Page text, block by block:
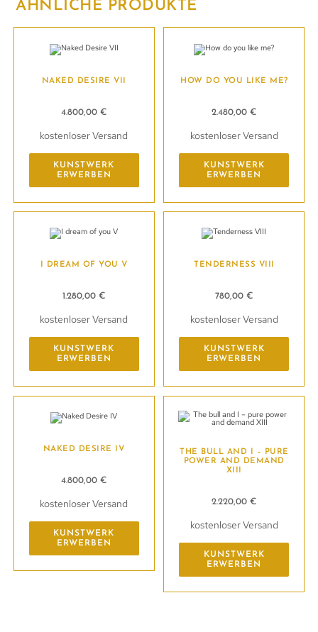
ÄHNLICHE PRODUKTE
NAKED DESIRE VII
4.800,00 €
kostenloser Versand
KUNSTWERK
ERWERBEN
HOW DO YOU LIKE ME?
2.480,00 €
kostenloser Versand
KUNSTWERK
ERWERBEN
I DREAM OF YOU V
1.280,00 €
kostenloser Versand
KUNSTWERK
ERWERBEN
TENDERNESS VIII
780,00 €
kostenloser Versand
KUNSTWERK
ERWERBEN
NAKED DESIRE IV
4.800,00 €
kostenloser Versand
KUNSTWERK
ERWERBEN
THE BULL AND I – PURE
POWER AND DEMAND
XIII
2.220,00 €
kostenloser Versand
KUNSTWERK
ERWERBEN